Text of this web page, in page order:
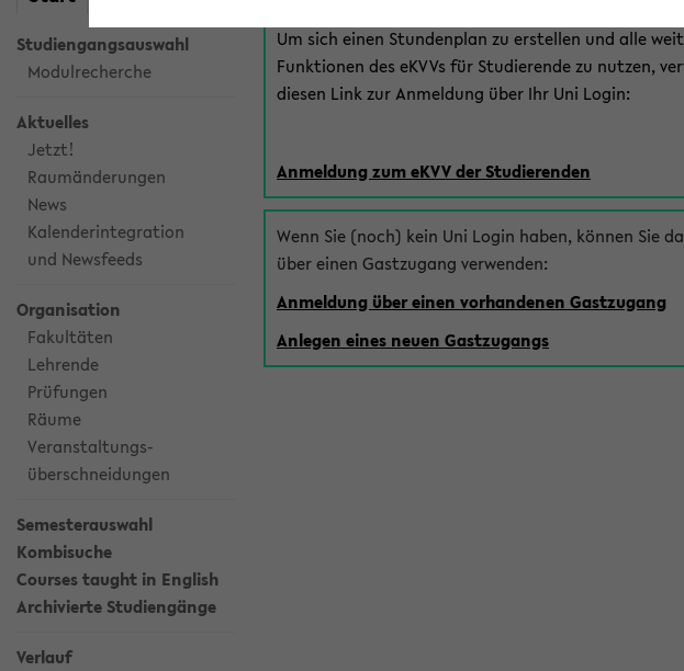
Studiengangsauswahl
Modulrecherche
Aktuelles
Jetzt!
Raumänderungen
News
Kalenderintegration
und Newsfeeds
Organisation
Fakultäten
Lehrende
Prüfungen
Räume
Veranstaltungs-
überschneidungen
Semesterauswahl
Kombisuche
Courses taught in English
Archivierte Studiengänge
Verlauf
Um sich einen Stundenplan zu erstellen und alle
Funktionen des eKVVs für Studierende zu nutzen,
diesen Link zur Anmeldung über Ihr Uni Login:
Anmeldung zum eKVV der Studierenden
Wenn Sie (noch) kein Uni Login haben, können Sie
über einen Gastzugang verwenden:
Anmeldung über einen vorhandenen Gastzugang
Anlegen eines neuen Gastzugangs